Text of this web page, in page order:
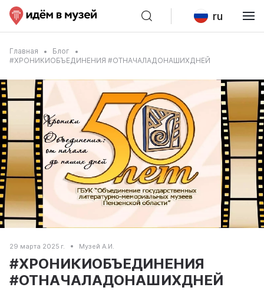
ru
Главная
Блог
#ХРОНИКИОБЪЕДИНЕНИЯ #ОТНАЧАЛАДОНАШИХДНЕЙ
29 марта 2025 г. Музей А.И.
#ХРОНИКИОБЪЕДИНЕНИЯ
#ОТНАЧАЛАДОНАШИХДНЕЙ